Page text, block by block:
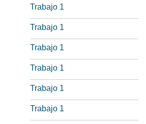
Trabajo 1
Trabajo 1
Trabajo 1
Trabajo 1
Trabajo 1
Trabajo 1